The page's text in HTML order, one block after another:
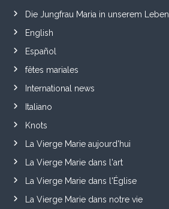
Die Jungfrau Maria in unserem Leben
English
Español
fêtes mariales
International news
Italiano
Knots
La Vierge Marie aujourd'hui
La Vierge Marie dans l'art
La Vierge Marie dans l'Église
La Vierge Marie dans notre vie